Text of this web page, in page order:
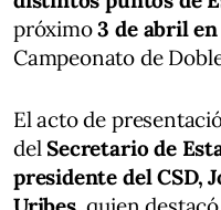
próximo3 de abril
Campeonato de
El acto de
delSecretario de
presidente del CSD,